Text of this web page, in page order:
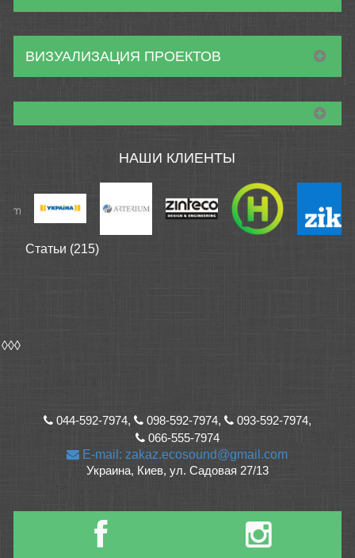
ВИЗУАЛИЗАЦИЯ ПРОЕКТОВ
НАШИ КЛИЕНТЫ
Статьи (215)
◊◊◊
044-592-7974, 098-592-7974,
093-592-7974,
066-555-7974
E-mail: zakaz.ecosound@gmail.com
Украина, Киев, ул. Садовая 27/13